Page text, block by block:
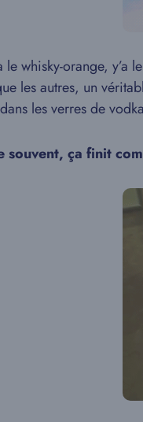
le whisky-orange,
les autres, un
les verres de
souvent, ça finit